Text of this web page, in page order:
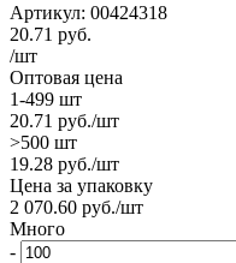
Артикул: 00424318
20.71 руб.
/шт
Оптовая цена
1-499 шт
20.71 руб./шт
>500 шт
19.28 руб./шт
Цена за упаковку
2 070.60 руб./шт
Много
-